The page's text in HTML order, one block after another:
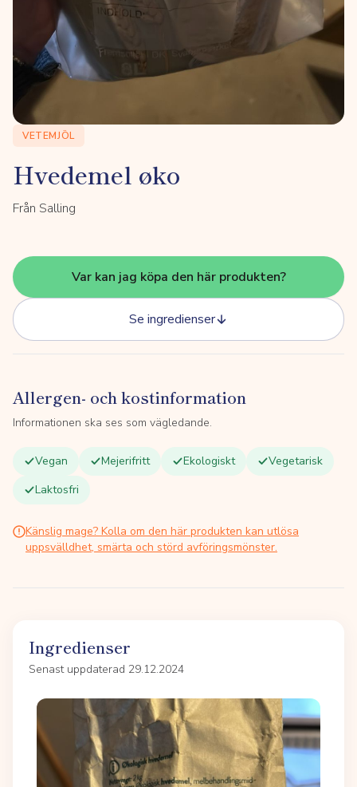
VETEMJÖL
Hvedemel øko
Från Salling
Var kan jag köpa den här produkten?
Se ingredienser
Allergen- och kostinformation
Informationen ska ses som vägledande.
Vegan Mejerifritt Ekologiskt
Vegetarisk
Laktosfri
Känslig mage? Kolla om den här produkten kan utlösa
uppsvälldhet, smärta och störd avföringsmönster.
Ingredienser
Senast uppdaterad 29.12.2024